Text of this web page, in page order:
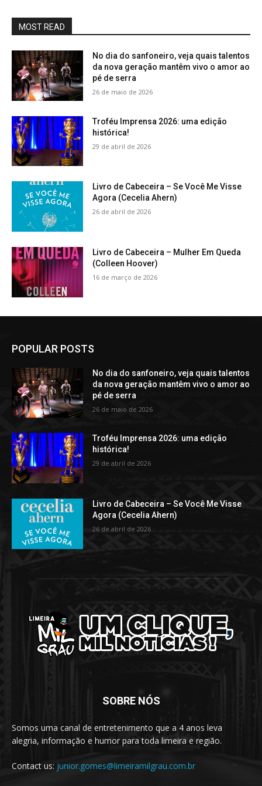
MOST READ
No dia do sanfoneiro, veja quais talentos
da nova geração mantêm vivo o amor ao
pé de serra
26 de maio de 2026
Troféu Imprensa 2026: uma edição
histórica!
29 de abril de 2026
Livro de Cabeceira – Se Você Me Visse
Agora (Cecelia Ahern)
26 de abril de 2026
Livro de Cabeceira – Mulher Em Queda
(Colleen Hoover)
16 de março de 2026
POPULAR POSTS
No dia do sanfoneiro, veja quais talentos
da nova geração mantêm vivo o amor ao
pé de serra
26 de maio de 2026
Troféu Imprensa 2026: uma edição
histórica!
29 de abril de 2026
Livro de Cabeceira – Se Você Me Visse
Agora (Cecelia Ahern)
26 de abril de 2026
SOBRE NÓS
Somos uma canal de entretenimento que a 4 anos leva
alegria, informação e humor para toda limeira e região.
Contact us: junior.gomes@limeiramilgrau.com.br